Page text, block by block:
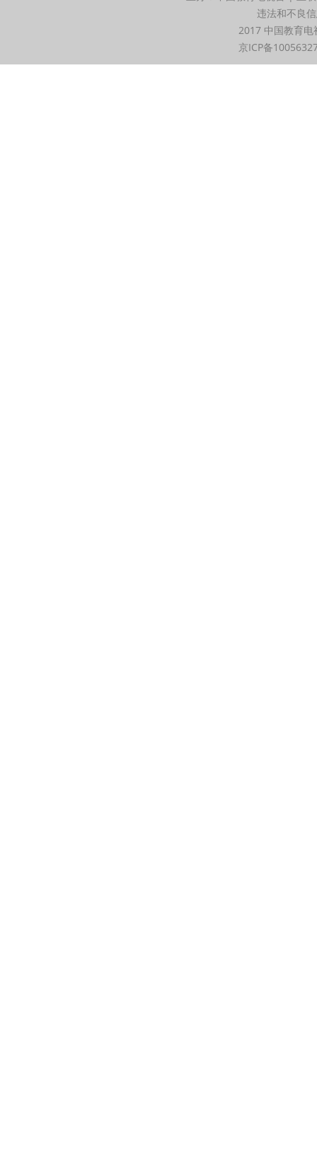
违法和不良
2017 中国教育
京ICP备